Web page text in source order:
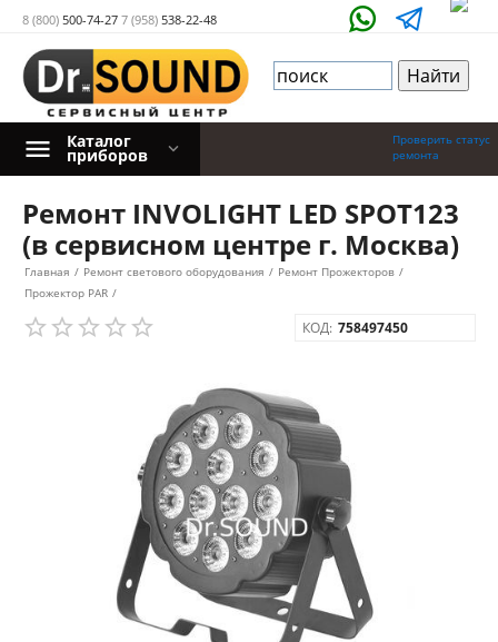
8 (800) 500-74-27 7 (958) 538-22-48
Проверить статус
ремонта
Каталог
приборов
Ремонт INVOLIGHT LED SPOT123
(в сервисном центре г. Москва)
Главная / Ремонт светового оборудования / Ремонт Прожекторов /
Прожектор PAR /
КОД: 758497450